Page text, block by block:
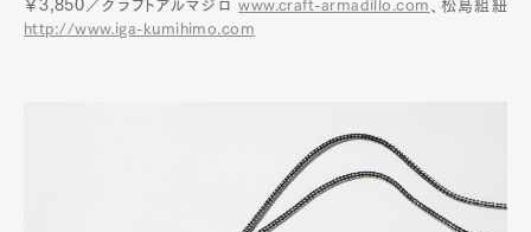
￥3,850 ／クラフトアルマジロwww.craft-armadillo.com
、松島組紐
http://www.iga-kumihimo.com